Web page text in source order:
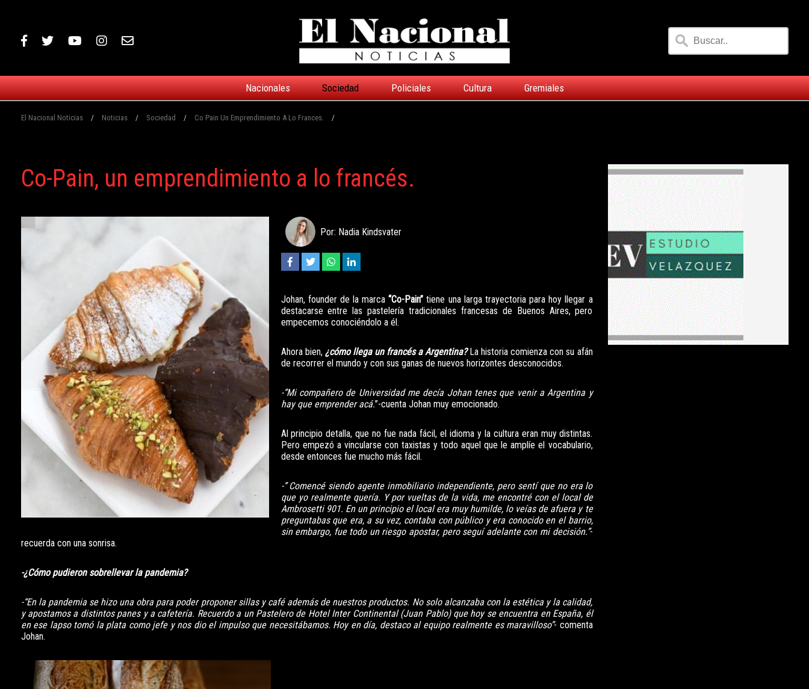
Nacionales Sociedad Policiales Cultura Gremiales
El Nacional Noticias / Noticias / Sociedad / Co Pain Un Emprendimiento A Lo Frances. /
Co-Pain, un emprendimiento a lo francés.
Por: Nadia Kindsvater
Johan, founder de la marca “Co-Pain” tiene una larga trayectoria para hoy llegar a
destacarse entre las pastelería tradicionales francesas de Buenos Aires, pero
empecemos conociéndolo a él.
Ahora bien, ¿cómo llega un francés a Argentina?La historia comienza con su afán
de recorrer el mundo y con sus ganas de nuevos horizontes desconocidos.
-”Mi compañero de Universidad me decía Johan tenes que venir a Argentina y
hay que emprender acá.”-cuenta Johan muy emocionado.
Al principio detalla, que no fue nada fácil, el idioma y la cultura eran muy distintas.
Pero empezó a vincularse con taxistas y todo aquel que le amplíe el vocabulario,
desde entonces fue mucho más fácil.
-” Comencé siendo agente inmobiliario independiente, pero sentí que no era lo
que yo realmente quería. Y por vueltas de la vida, me encontré con el local de
Ambrosetti 901. En un principio el local era muy humilde, lo veías de afuera y te
preguntabas que era, a su vez, contaba con público y era conocido en el barrio,
sin embargo, fue todo un riesgo apostar, pero seguí adelante con mi decisión.”-
recuerda con una sonrisa.
-¿Cómo pudieron sobrellevar la pandemia?
-“En la pandemia se hizo una obra para poder proponer sillas y café además de nuestros productos. No solo alcanzaba con la estética y la calidad,
y apostamos a distintos panes y a cafetería. Recuerdo a un Pastelero de Hotel Inter Continental (Juan Pablo) que hoy se encuentra en España, él
en ese lapso tomó la plata como jefe y nos dio el impulso que necesitábamos. Hoy en día, destaco al equipo realmente es maravilloso”- comenta
Johan.